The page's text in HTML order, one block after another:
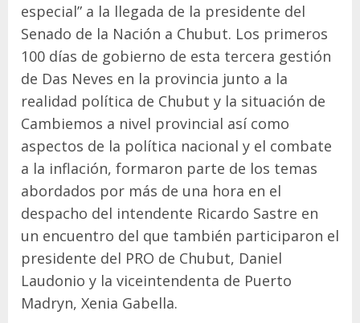
especial” a la llegada de la presidente del
Senado de la Nación a Chubut. Los primeros
100 días de gobierno de esta tercera gestión
de Das Neves en la provincia junto a la
realidad política de Chubut y la situación de
Cambiemos a nivel provincial así como
aspectos de la política nacional y el combate
a la inflación, formaron parte de los temas
abordados por más de una hora en el
despacho del intendente Ricardo Sastre en
un encuentro del que también participaron el
presidente del PRO de Chubut, Daniel
Laudonio y la viceintendenta de Puerto
Madryn, Xenia Gabella.